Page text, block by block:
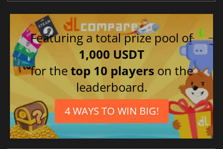
Featuring a total prize pool of
1,000 USDT
for thetop 10 players on the
leaderboard.
4 WAYS TO WIN BIG!